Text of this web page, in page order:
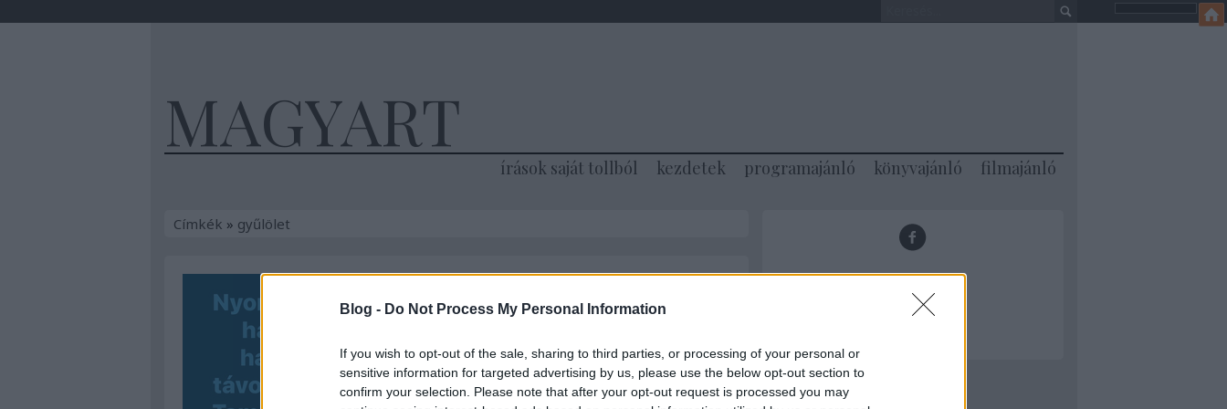
Blog - Do Not Process My Personal Information
If you wish to opt-out of the sale, sharing to third parties, or processing of your personal or
sensitive information for targeted advertising by us, please use the below opt-out section to
confirm your selection. Please note that after your opt-out request is processed you may
MAGYART
írások saját tollból kezdetek programajánló könyvajánló filmajánló
Címkék » gyűlölet
2026. május 15.írta:Lélekszerelő, MAGYART
Az ELSŐ FACEBOOK
rendszer...
Sok vélemény hangzott el annak idején